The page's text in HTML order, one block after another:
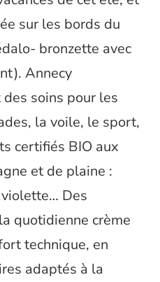
sur les bords du
bronzette avec
Annecy
soins pour les
la voile, le sport,
certifiés BIO aux
et de plaine :
Des
quotidienne crème
technique, en
adaptés à la